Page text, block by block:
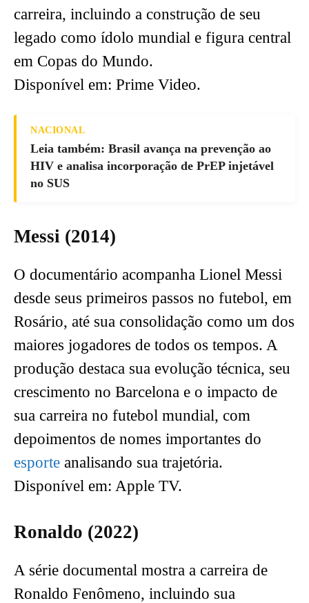
carreira, incluindo a construção de seu
legado como ídolo mundial e figura central
em Copas do Mundo.
Disponível em: Prime Video.
NACIONAL
Leia também: Brasil avança na prevenção ao
HIV e analisa incorporação de PrEP injetável
no SUS
Messi (2014)
O documentário acompanha Lionel Messi
desde seus primeiros passos no futebol, em
Rosário, até sua consolidação como um dos
maiores jogadores de todos os tempos. A
produção destaca sua evolução técnica, seu
crescimento no Barcelona e o impacto de
sua carreira no futebol mundial, com
depoimentos de nomes importantes do
esporte analisando sua trajetória.
Disponível em: Apple TV.
Ronaldo (2022)
A série documental mostra a carreira de
Ronaldo Fenômeno, incluindo sua